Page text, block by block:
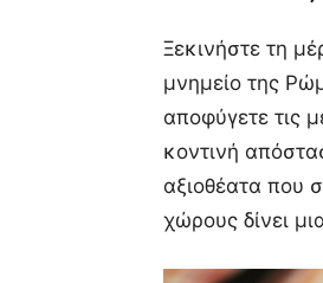
Ξεκινήστε τη
μνημείο της
αποφύγετε τις
κοντινή
αξιοθέατα που
χώρους δίνει